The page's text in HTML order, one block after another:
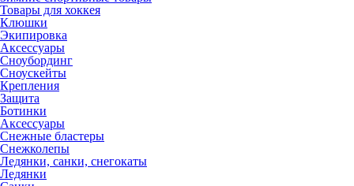
Товары для хоккея
Клюшки
Экипировка
Аксессуары
Сноубординг
Сноускейты
Крепления
Защита
Ботинки
Аксессуары
Снежные бластеры
Снежколепы
Ледянки, санки, снегокаты
Ледянки